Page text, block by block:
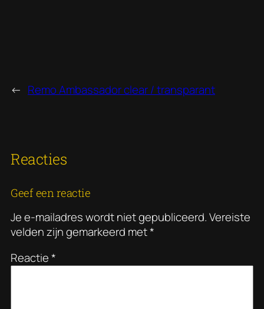
← Remo Ambassador clear / transparant
Reacties
Geef een reactie
Je e-mailadres wordt niet gepubliceerd.Vereiste
velden zijn gemarkeerd met*
Reactie*